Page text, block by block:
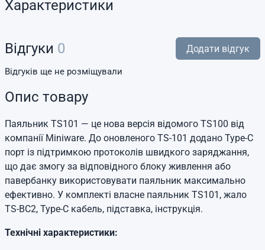
Характеристики
Відгуки 0 Додати відгук
Відгуків ще не розміщували
Опис товару
Паяльник TS101 — це нова версія відомого TS100 від
компанії Miniware. До оновленого TS-101 додано Type-C
порт із підтримкою протоколів швидкого заряджання,
що дає змогу за відповідного блоку живлення або
павербанку використовувати паяльник максимально
ефективно. У комплекті власне паяльник TS101, жало
TS-BC2, Type-C кабель, підставка, інструкція.
Технічні характеристики: